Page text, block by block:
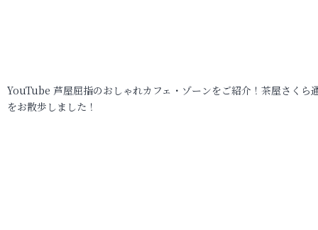
YouTube 芦屋屈指のおしゃれカフェ・ゾーンをご紹介！茶屋さくら
をお散歩しました！